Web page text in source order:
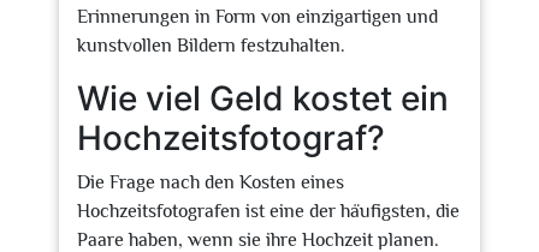
Erinnerungen in Form von einzigartigen und
kunstvollen Bildern festzuhalten.
Wie viel Geld kostet ein
Hochzeitsfotograf?
Die Frage nach den Kosten eines
Hochzeitsfotografen ist eine der häufigsten, die
Paare haben, wenn sie ihre Hochzeit planen.